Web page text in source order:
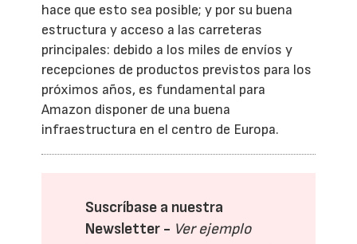
hace que esto sea posible; y por su buena
estructura y acceso a las carreteras
principales: debido a los miles de envíos y
recepciones de productos previstos para los
próximos años, es fundamental para
Amazon disponer de una buena
infraestructura en el centro de Europa.
Suscríbase a nuestra
Newsletter - Ver ejemplo